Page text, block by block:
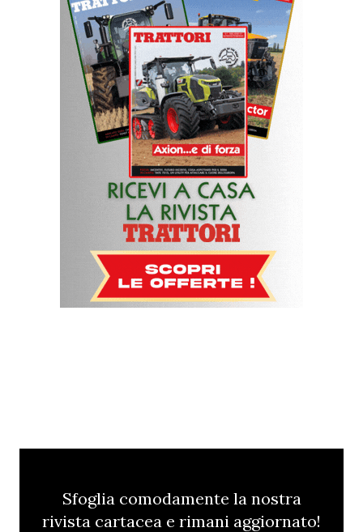
Sfoglia comodamente la nostra
rivista cartacea e rimani aggiornato!